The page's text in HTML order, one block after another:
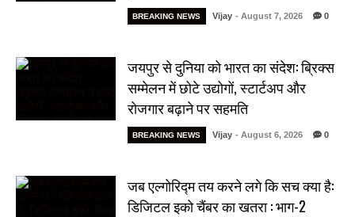
BREAKING NEWS Vijay - August 7, 2026 0
जयपुर से दुनिया को भारत का संदेश: ब्रिक्स
सम्मेलन में छोटे उद्योगों, स्टार्टअप और
रोजगार बढ़ाने पर सहमति
BREAKING NEWS Vijay - August 6, 2026 0
जब एल्गोरिद्म तय करने लगे कि सच क्या है:
डिजिटल इको चैंबर का खतरा : भाग-2